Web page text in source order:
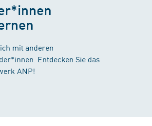
mit anderen
Entdecken Sie das
ANP!